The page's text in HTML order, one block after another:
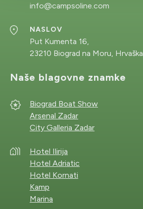
info@campsoline.com
NASLOV
Put Kumenta 16,
23210 Biograd na Moru, Hrvaška
Naše blagovne znamke
Biograd Boat Show
Arsenal Zadar
City Galleria Zadar
Hotel Ilirija
Hotel Adriatic
Hotel Kornati
Kamp
Marina